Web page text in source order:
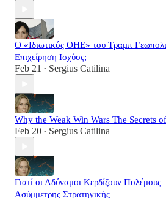
Ο «Ιδιωτικός ΟΗΕ» του Τραμπ
Επιχείρηση Ισχύος;
Feb 21 • Sergius Catilina
Why the Weak Win Wars The Secrets
Feb 20 • Sergius Catilina
Γιατί οι Αδύναμοι Κερδίζουν
Ασύμμετρης Στρατηγικής